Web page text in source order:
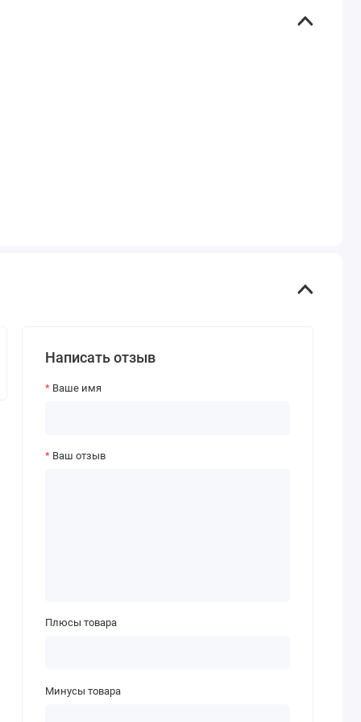
Написать отзыв
Ваше имя
Ваш отзыв
Плюсы товара
Минусы товара